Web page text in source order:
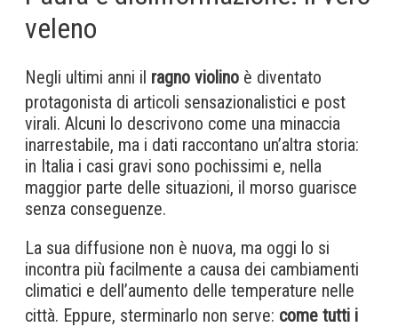
veleno
Negli ultimi anni il ragno violino è diventato
protagonista di articoli sensazionalistici e post
virali. Alcuni lo descrivono come una minaccia
inarrestabile, ma i dati raccontano un’altra storia:
in Italia i casi gravi sono pochissimi e, nella
maggior parte delle situazioni, il morso guarisce
senza conseguenze.
La sua diffusione non è nuova, ma oggi lo si
incontra più facilmente a causa dei cambiamenti
climatici e dell’aumento delle temperature nelle
città. Eppure, sterminarlo non serve: come tutti i